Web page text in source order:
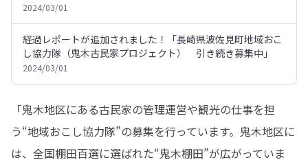
2024/03/01
経過レポートが追加されました！「長崎県波佐見町地域おこ
し協力隊（鬼木古民家プロジェクト） 引き続き募集中」
2024/03/01
「鬼木地区にある古民家の管理運営や観光の仕事を担
う“地域おこし協力隊”の募集を行っています。鬼木地区に
は、全国棚田百選に選ばれた“鬼木棚田”が広がっていま